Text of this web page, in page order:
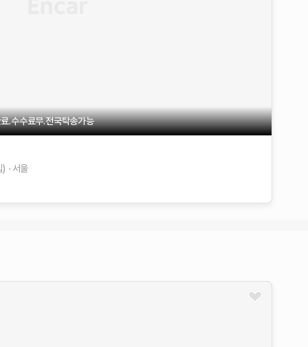
.수수료무.전국탁송가능
) 서울